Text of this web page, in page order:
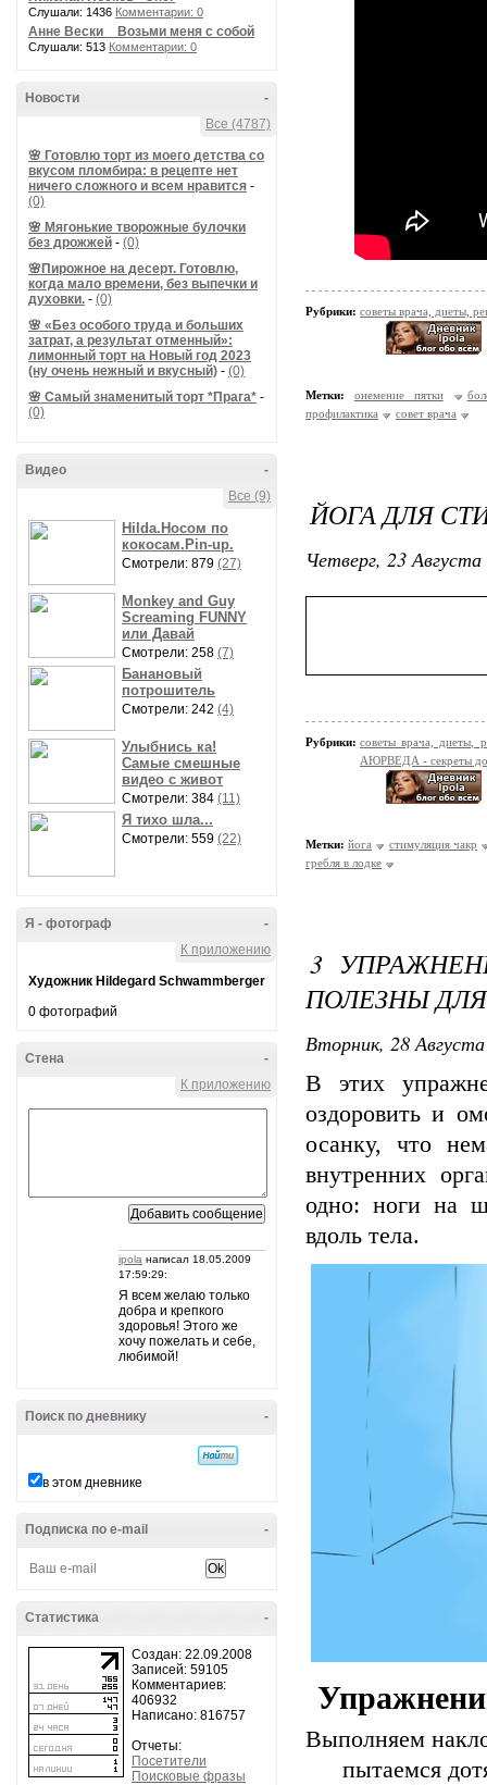
Слушали: 1436 Комментарии: 0
Анне Вески _ Возьми меня с собой
Слушали: 513 Комментарии: 0
-
Новости
Все (4787)
🌸 Готовлю торт из моего детства со
вкусом пломбира: в рецепте нет
ничего сложного и всем нравится -
(0)
🌸 Мягонькие творожные булочки
без дрожжей - (0)
🌸Пирожное на десерт. Готовлю,
когда мало времени, без выпечки и
духовки. - (0)
🌸 «Без особого труда и больших
затрат, а результат отменный»:
лимонный торт на Новый год 2023
(ну очень нежный и вкусный) - (0)
🌸 Самый знаменитый торт *Прага* -
(0)
-
Видео
Все (9)
Hilda.Носом по
кокосам.Pin-up.
Смотрели: 879 (27)
Monkey and Guy
Screaming FUNNY
или Давай
Смотрели: 258 (7)
Банановый
потрошитель
Смотрели: 242 (4)
Улыбнись ка!
Самые смешные
видео с живот
Смотрели: 384 (11)
Я тихо шла...
Смотрели: 559 (22)
-
Я - фотограф
К приложению
Художник Hildegard Schwammberger
0 фотографий
-
Стена
К приложению
ipola написал 18.05.2009
17:59:29:
Я всем желаю только
добра и крепкого
здоровья! Этого же
хочу пожелать и себе,
любимой!
-
Поиск по дневнику
в этом дневнике
-
Подписка по e-mail
-
Статистика
Создан: 22.09.2008
Записей: 59105
Комментариев:
406932
Написано: 816757
Отчеты:
Посетители
Поисковые фразы
Рубрики: советы врача, диеты,
Метки: онемение пятки
профилактика
совет врача
ЙОГА ДЛЯ
Четверг, 23
Рубрики: советы врача,
АЮРВЕДА - секреты
Метки: йога
стимуляция чакр
гребля в лодке
3
ПОЛЕЗНЫ
Вторник, 28
В этих
оздоровить и
осанку, что
внутренних
одно: ноги на
вдоль тела.
Выполняем
пытаемся